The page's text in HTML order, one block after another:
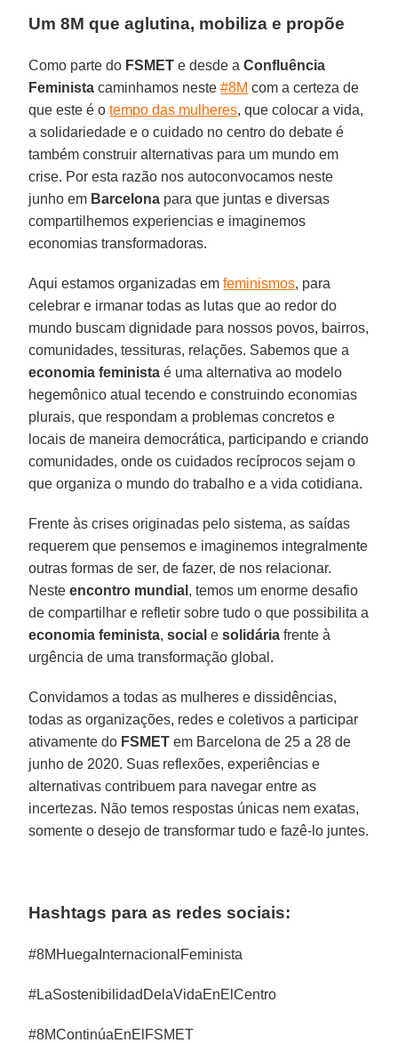
Um 8M que aglutina, mobiliza e propõe
Como parte do FSMET e desde aConfluência
Feminista caminhamos neste#8M com a certeza de
que este é otempo das mulheres, que colocar a vida,
a solidariedade e o cuidado no centro do debate é
também construir alternativas para um mundo em
crise. Por esta razão nos autoconvocamos neste
junho em Barcelona para que juntas e diversas
compartilhemos experiencias e imaginemos
economias transformadoras.
Aqui estamos organizadas emfeminismos, para
celebrar e irmanar todas as lutas que ao redor do
mundo buscam dignidade para nossos povos, bairros,
comunidades, tessituras, relações. Sabemos que a
economia feminista é uma alternativa ao modelo
hegemônico atual tecendo e construindo economias
plurais, que respondam a problemas concretos e
locais de maneira democrática, participando e criando
comunidades, onde os cuidados recíprocos sejam o
que organiza o mundo do trabalho e a vida cotidiana.
Frente às crises originadas pelo sistema, as saídas
requerem que pensemos e imaginemos integralmente
outras formas de ser, de fazer, de nos relacionar.
Nesteencontro mundial , temos um enorme desafio
de compartilhar e refletir sobre tudo o que possibilita a
economia feminista,social esolidária frente à
urgência de uma transformação global.
Convidamos a todas as mulheres e dissidências,
todas as organizações, redes e coletivos a participar
ativamente do FSMET em Barcelona de 25 a 28 de
junho de 2020. Suas reflexões, experiências e
alternativas contribuem para navegar entre as
incertezas. Não temos respostas únicas nem exatas,
somente o desejo de transformar tudo e fazê-lo juntes.
Hashtags para as redes sociais:
#8MHuegaInternacionalFeminista
#LaSostenibilidadDelaVidaEnElCentro
#8MContinúaEnElFSMET